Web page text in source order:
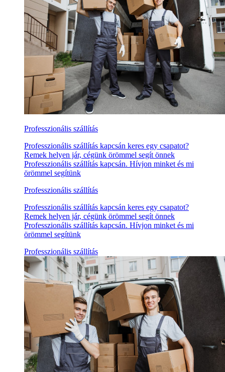
Professzionális szállítás
Professzionális szállítás kapcsán keres egy csapatot?
Remek helyen jár, cégünk örömmel segít önnek
Professzionális szállítás kapcsán. Hívjon minket és mi
örömmel segítünk
Professzionális szállítás
Professzionális szállítás kapcsán keres egy csapatot?
Remek helyen jár, cégünk örömmel segít önnek
Professzionális szállítás kapcsán. Hívjon minket és mi
örömmel segítünk
Professzionális szállítás